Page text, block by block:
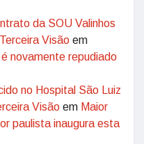
da SOU Valinhos
Visão em
novamente repudiado
no Hospital São Luiz
Visão em Maior
paulista inaugura esta